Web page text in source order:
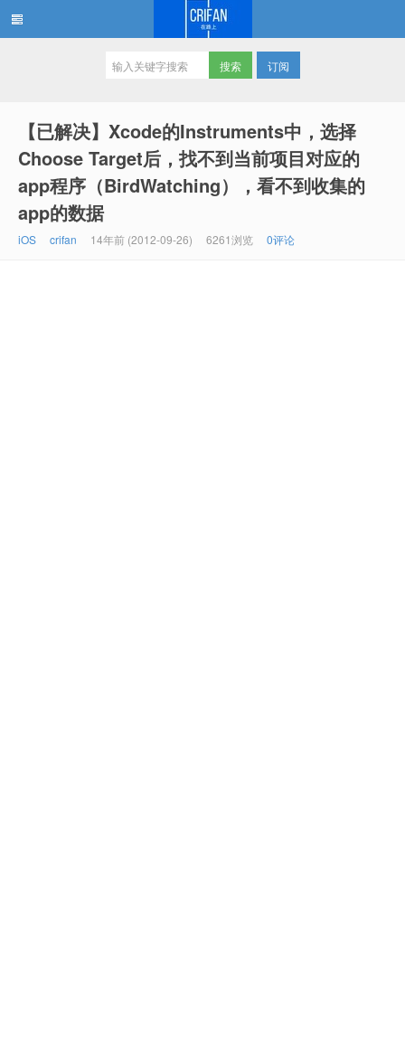
订阅
【已解决】Xcode的Instruments中，选择
Choose Target后，找不到当前项目对应的
app程序（BirdWatching），看不到收集的
app的数据
iOS crifan 14年前 (2012-09-26) 6261浏览 0评论